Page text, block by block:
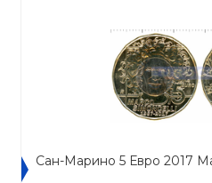
Сан-Марино 5 Евро 2017